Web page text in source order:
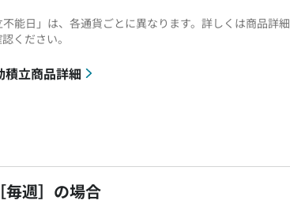
不能日」は、各通貨ごとに異なります。詳しくは商品詳細
ください。
積立商品詳細
毎週］の場合